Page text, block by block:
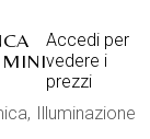
MINI
Accedi per
vedere i
prezzi
Illuminazione